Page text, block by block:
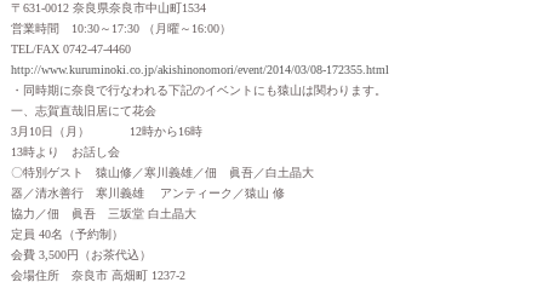
〒631-0012 奈良県奈良市中山町1534
営業時間 10:30～17:30 （月曜～16:00）
TEL/FAX 0742-47-4460
http://www.kuruminoki.co.jp/akishinonomori/event/2014/03/08-172355.html
・同時期に奈良で行なわれる下記のイベントにも猿山は関わります。
一、志賀直哉旧居にて花会
3月10日（月） 12時から16時
13時より お話し会
〇特別ゲスト 猿山修／寒川義雄／佃 眞吾／白土晶大
器／清水善行 寒川義雄 アンティーク／猿山 修
協力／佃 眞吾 三坂堂 白土晶大
定員 40名（予約制）
会費 3,500円（お茶代込）
会場住所 奈良市 高畑町 1237-2